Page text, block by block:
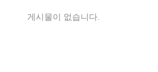
게시물이 없습니다.